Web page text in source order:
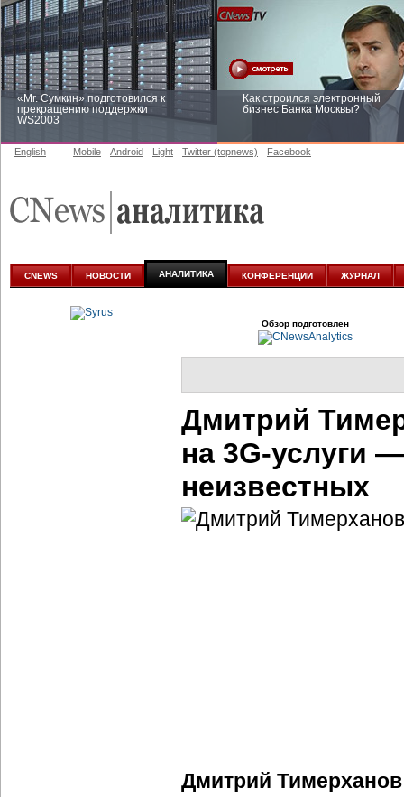
«Mr. Сумкин» подготовился к
прекращению поддержки
WS2003
Как строился электронный
бизнес Банка Москвы?
аналитике
English Mobile Android Light Twitter (topnews) Facebook
CNEWS НОВОСТИ АНАЛИТИКА КОНФЕРЕНЦИИ ЖУРНАЛ
Обзор подготовлен
Дмитрий
на 3G-услуги —
неизвестных
Дмитрий Тимерханов